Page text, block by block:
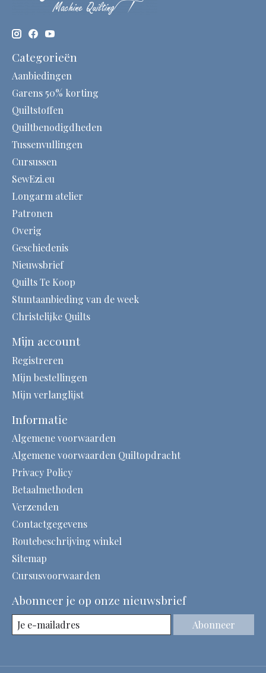
Categorieën
Aanbiedingen
Garens 50% korting
Quiltstoffen
Quiltbenodigdheden
Tussenvullingen
Cursussen
SewEzi.eu
Longarm atelier
Patronen
Overig
Geschiedenis
Nieuwsbrief
Quilts Te Koop
Stuntaanbieding van de week
Christelijke Quilts
Mijn account
Registreren
Mijn bestellingen
Mijn verlanglijst
Informatie
Algemene voorwaarden
Algemene voorwaarden Quiltopdracht
Privacy Policy
Betaalmethoden
Verzenden
Contactgegevens
Routebeschrijving winkel
Sitemap
Cursusvoorwaarden
Abonneer je op onze nieuwsbrief
Abonneer